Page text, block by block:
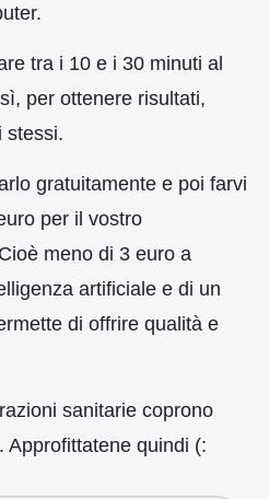
tra i 10 e i 30 minuti al
per ottenere risultati,
stessi.
gratuitamente e poi farvi
per il vostro
meno di 3 euro a
artificiale e di un
di offrire qualità e
sanitarie coprono
Approfittatene quindi (: